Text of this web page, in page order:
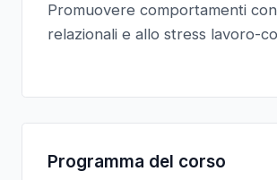
Promuovere comportamenti
relazionali e allo stress lavoro-
Programma del corso